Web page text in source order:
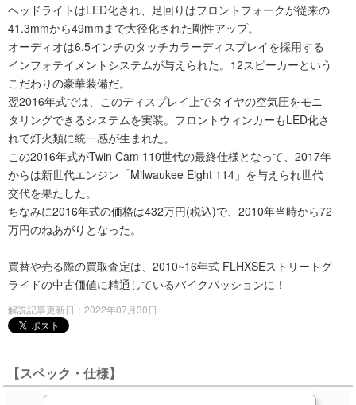
ヘッドライトはLED化され、足回りはフロントフォークが従来の
41.3mmから49mmまで大径化された剛性アップ。
オーディオは6.5インチのタッチカラーディスプレイを採用する
インフォテイメントシステムが与えられた。12スピーカーという
こだわりの豪華装備だ。
翌2016年式では、このディスプレイ上でタイヤの空気圧をモニ
タリングできるシステムを実装。フロントウィンカーもLED化さ
れて灯火類に統一感が生まれた。
この2016年式がTwin Cam 110世代の最終仕様となって、2017年
からは新世代エンジン「Milwaukee Eight 114」を与えられ世代
交代を果たした。
ちなみに2016年式の価格は432万円(税込)で、2010年当時から72
万円のねあがりとなった。
買替や売る際の買取査定は、2010~16年式 FLHXSEストリートグ
ライドの中古価値に精通しているバイクパッションに！
解説記事更新日：2022年07月30日
【スペック・仕様】